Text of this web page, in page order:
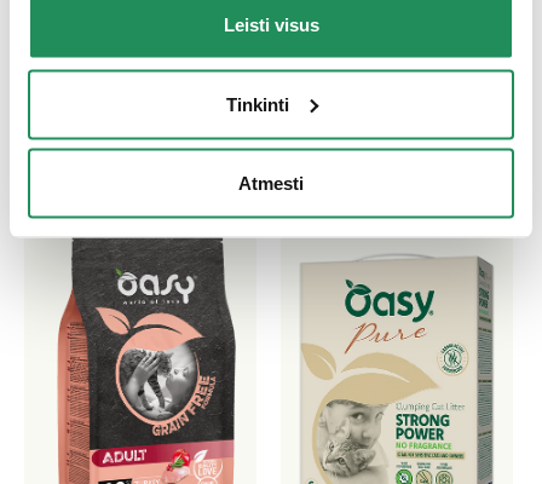
Leisti visus
Tinkinti
Atmesti
Atraskite mūsų geriausius produktus Jūsų
augintiniui